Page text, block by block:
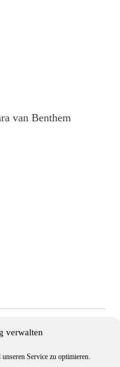
verwalten
Service zu optimieren.
van Benthem